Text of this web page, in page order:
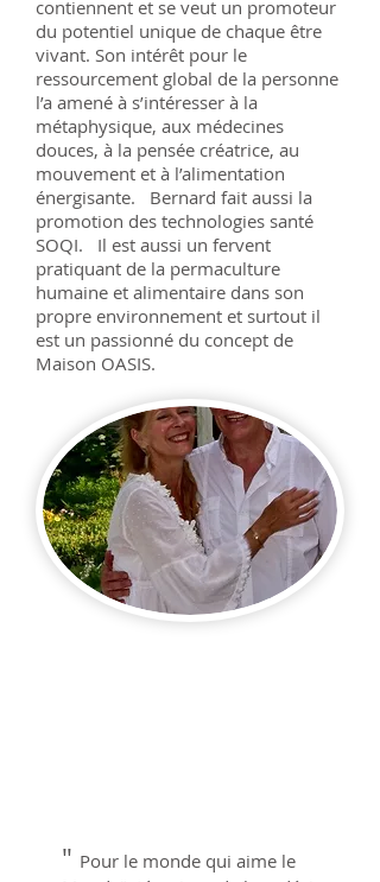
contiennent et se veut un promoteur
du potentiel unique de chaque être
vivant. Son intérêt pour le
ressourcement global de la personne
l’a amené à s’intéresser à la
métaphysique, aux médecines
douces, à la pensée créatrice, au
mouvement et à l’alimentation
énergisante. Bernard fait aussi la
promotion des technologies santé
SOQI. Il est aussi un fervent
pratiquant de la permaculture
humaine et alimentaire dans son
propre environnement et surtout il
est un passionné du concept de
Maison OASIS.
" Pour le monde qui aime le